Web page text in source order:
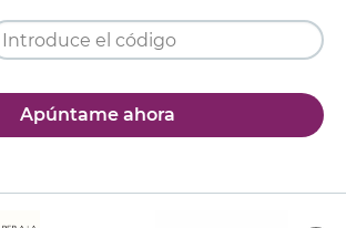
Apúntame ahora